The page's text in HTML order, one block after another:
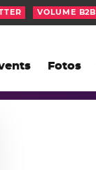
Fotos
VOLUME B2B